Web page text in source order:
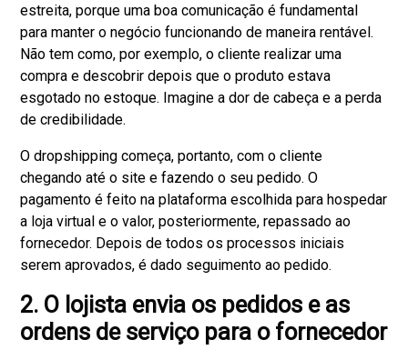
estreita, porque uma boa comunicação é fundamental
para manter o negócio funcionando de maneira rentável.
Não tem como, por exemplo, o cliente realizar uma
compra e descobrir depois que o produto estava
esgotado no estoque. Imagine a dor de cabeça e a perda
de credibilidade.
O dropshipping começa, portanto, com o cliente
chegando até o site e fazendo o seu pedido. O
pagamento é feito na plataforma escolhida para hospedar
a loja virtual e o valor, posteriormente, repassado ao
fornecedor. Depois de todos os processos iniciais
serem aprovados, é dado seguimento ao pedido.
2. O lojista envia os pedidos e as
ordens de serviço para o fornecedor